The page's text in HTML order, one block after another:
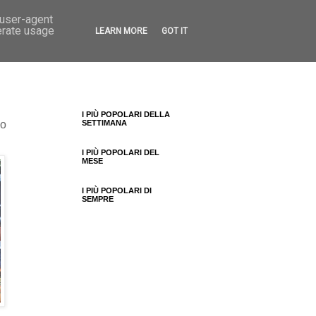
I PIÙ POPOLARI DELLA
SETTIMANA
I PIÙ POPOLARI DEL
MESE
I PIÙ POPOLARI DI
SEMPRE
agent
usage
LEARN MORE GOT IT